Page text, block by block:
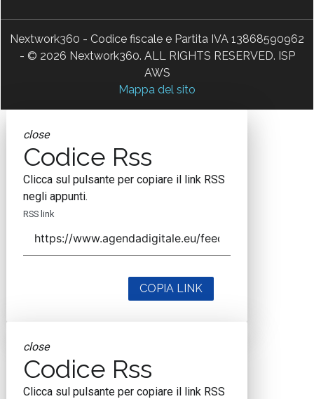
Nextwork360 - Codice fiscale e Partita IVA 13868590962
- © 2026 Nextwork360. ALL RIGHTS RESERVED. ISP
AWS
Mappa del sito
close
Codice Rss
Clicca sul pulsante per copiare il link RSS
negli appunti.
RSS link
COPIA LINK
close
Codice Rss
Clicca sul pulsante per copiare il link RSS